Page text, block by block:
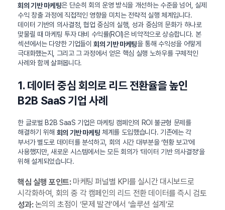
회의 기반 마케팅은 단순히 회의 운영 방식을 개선하는 수준을 넘어, 실제
수익 창출 과정에 직접적인 영향을 미치는 전략적 실행 체계입니다.
데이터 기반의 의사결정, 협업 중심의 실행, 성과 중심의 문화가 하나로
맞물릴 때 마케팅 투자 대비 수익률(ROI)은 비약적으로 상승합니다. 본
섹션에서는 다양한 기업들이회의 기반 마케팅을 통해 수익성을 어떻게
극대화했는지, 그리고 그 과정에서 얻은 핵심 실행 노하우를 구체적인
사례와 함께 살펴봅니다.
1. 데이터 중심 회의로 리드 전환율을 높인
B2B SaaS 기업 사례
한 글로벌 B2B SaaS 기업은 마케팅 캠페인의 ROI 불균형 문제를
해결하기 위해 회의 기반 마케팅 체계를 도입했습니다. 기존에는 각
부서가 별도로 데이터를 분석하고, 회의 시간 대부분을 ‘현황 보고’에
사용했지만, 새로운 시스템에서는 모든 회의가 ‘데이터 기반 의사결정’을
위해 설계되었습니다.
핵심 실행 포인트:마케팅 퍼널별 KPI를 실시간 대시보드로
시각화하여, 회의 중 각 캠페인의 리드 전환 데이터를 즉시 검토
성과:논의의 초점이 ‘문제 발견’에서 ‘솔루션 설계’로